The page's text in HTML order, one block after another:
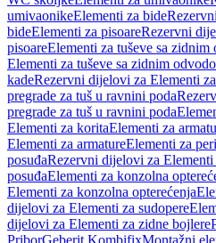
umivaonikeElementi za bide
bideElementi za pisoareRezervni
pisoareElementi za tuševe sa zidnim
Elementi za tuševe sa zidnim
kadeRezervni dijelovi za Elementi
pregrade za tuš u ravnini poda
pregrade za tuš u ravnini poda
Elementi za koritaElementi za
Elementi za armatureElementi za
posuđaRezervni dijelovi za
posuđaElementi za konzolna
Elementi za konzolna opterećenja
dijelovi za Elementi za sudopere
dijelovi za Elementi za zidne bojlere
PriborGeberit KombifixMontažni